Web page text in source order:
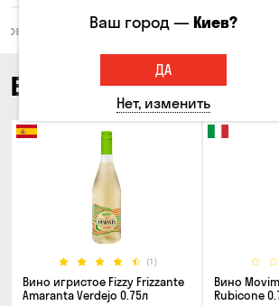
Пиво Сидр Вино
ВИНО
(1)
Вино игристое Fizzy Frizzante
Amaranta Verdejo 0.75л
Вино
Rubicone
Ваш город —Киев?
ДА
Нет, изменить